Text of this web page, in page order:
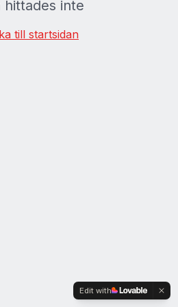
hittades inte
till startsidan
Edit with